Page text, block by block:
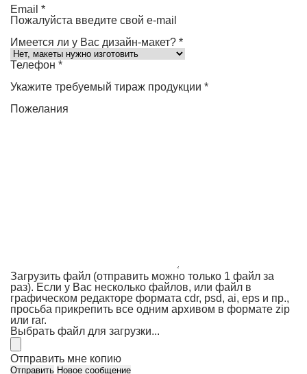
Email *
Пожалуйста введите свой e-mail
Имеется ли у Вас дизайн-макет? *
Телефон *
Укажите требуемый тираж продукции *
Пожелания
Загрузить файл (отправить можно только 1 файл за
раз). Если у Вас несколько файлов, или файл в
графическом редакторе формата cdr, psd, ai, eps и пр.,
просьба прикрепить все одним архивом в формате zip
или rar.
Выбрать файл для загрузки...
Отправить мне копию